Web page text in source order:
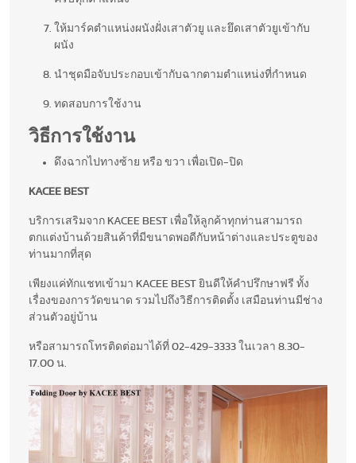
ให้มาร์คตำแหน่งผนังฝั่งเสาตัวยู และยึดเสาตัวยูเข้ากับ
ผนัง
นำชุดมือจับประกอบเข้ากับฉากตามตำแหน่งที่กำหนด
ทดสอบการใช้งาน
วิธีการใช้งาน
ดึงฉากไปทางซ้าย หรือ ขวา เพื่อเปิด-ปิด
KACEE BEST
บริการเสริมจาก KACEE BEST เพื่อให้ลูกค้าทุกท่านสามารถ
ตกแต่งบ้านด้วยสินค้าที่มีขนาดพอดีกับหน้าต่างและประตูของ
ท่านมากที่สุด
เพียงแค่ทักแชทเข้ามา KACEE BEST ยินดีให้คำปรึกษาฟรี ทั้ง
เรื่องของการวัดขนาด รวมไปถึงวิธีการติดตั้ง เสมือนท่านมีช่าง
ส่วนตัวอยู่บ้าน
หรือสามารถโทรติดต่อมาได้ที่ 02-429-3333 ในเวลา 8.30-
17.00 น.